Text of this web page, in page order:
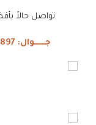
تواصل حالاً
جــــــوال: